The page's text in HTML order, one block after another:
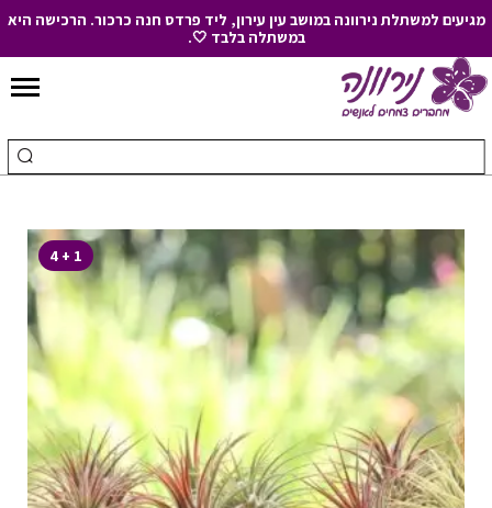
to
מגיעים למשתלת נירוונה במושב עין עירון, ליד פרדס חנה כרכור. הרכישה היא
במשתלה בלבד 🤍.
1 + 4